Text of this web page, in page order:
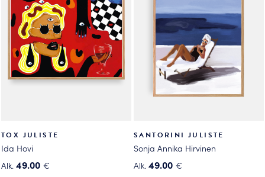
tehdä
valinnat
tuotteen
sivulla.
tehdä
valinnat
tuotteen
sivulla.
TOX JULISTE
Ida Hovi
Alk. 49.00 €
SANTORINI JULISTE
Sonja Annika Hirvinen
Alk. 49.00 €